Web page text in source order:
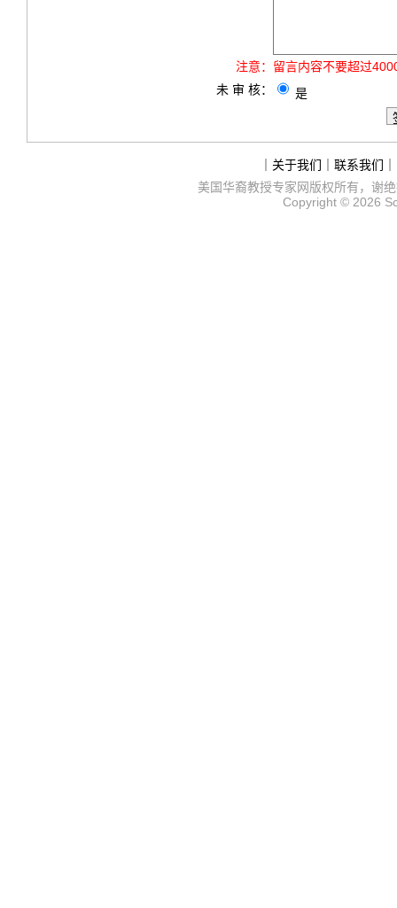
注意： 留言内容不要超过
未 审 核：
是
关于我们 联系我们
美国华裔教授专家网版权所有，谢
Copyright © 2026